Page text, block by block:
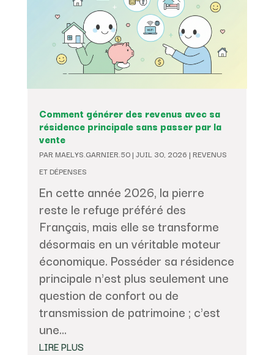
Comment générer des revenus avec sa
résidence principale sans passer par la
vente
PAR MAELYS.GARNIER.50| JUIL 30, 2026 | REVENUS
ET DÉPENSES
En cette année 2026, la pierre
reste le refuge préféré des
Français, mais elle se transforme
désormais en un véritable moteur
économique. Posséder sa résidence
principale n'est plus seulement une
question de confort ou de
transmission de patrimoine ; c'est
une...
LIRE PLUS